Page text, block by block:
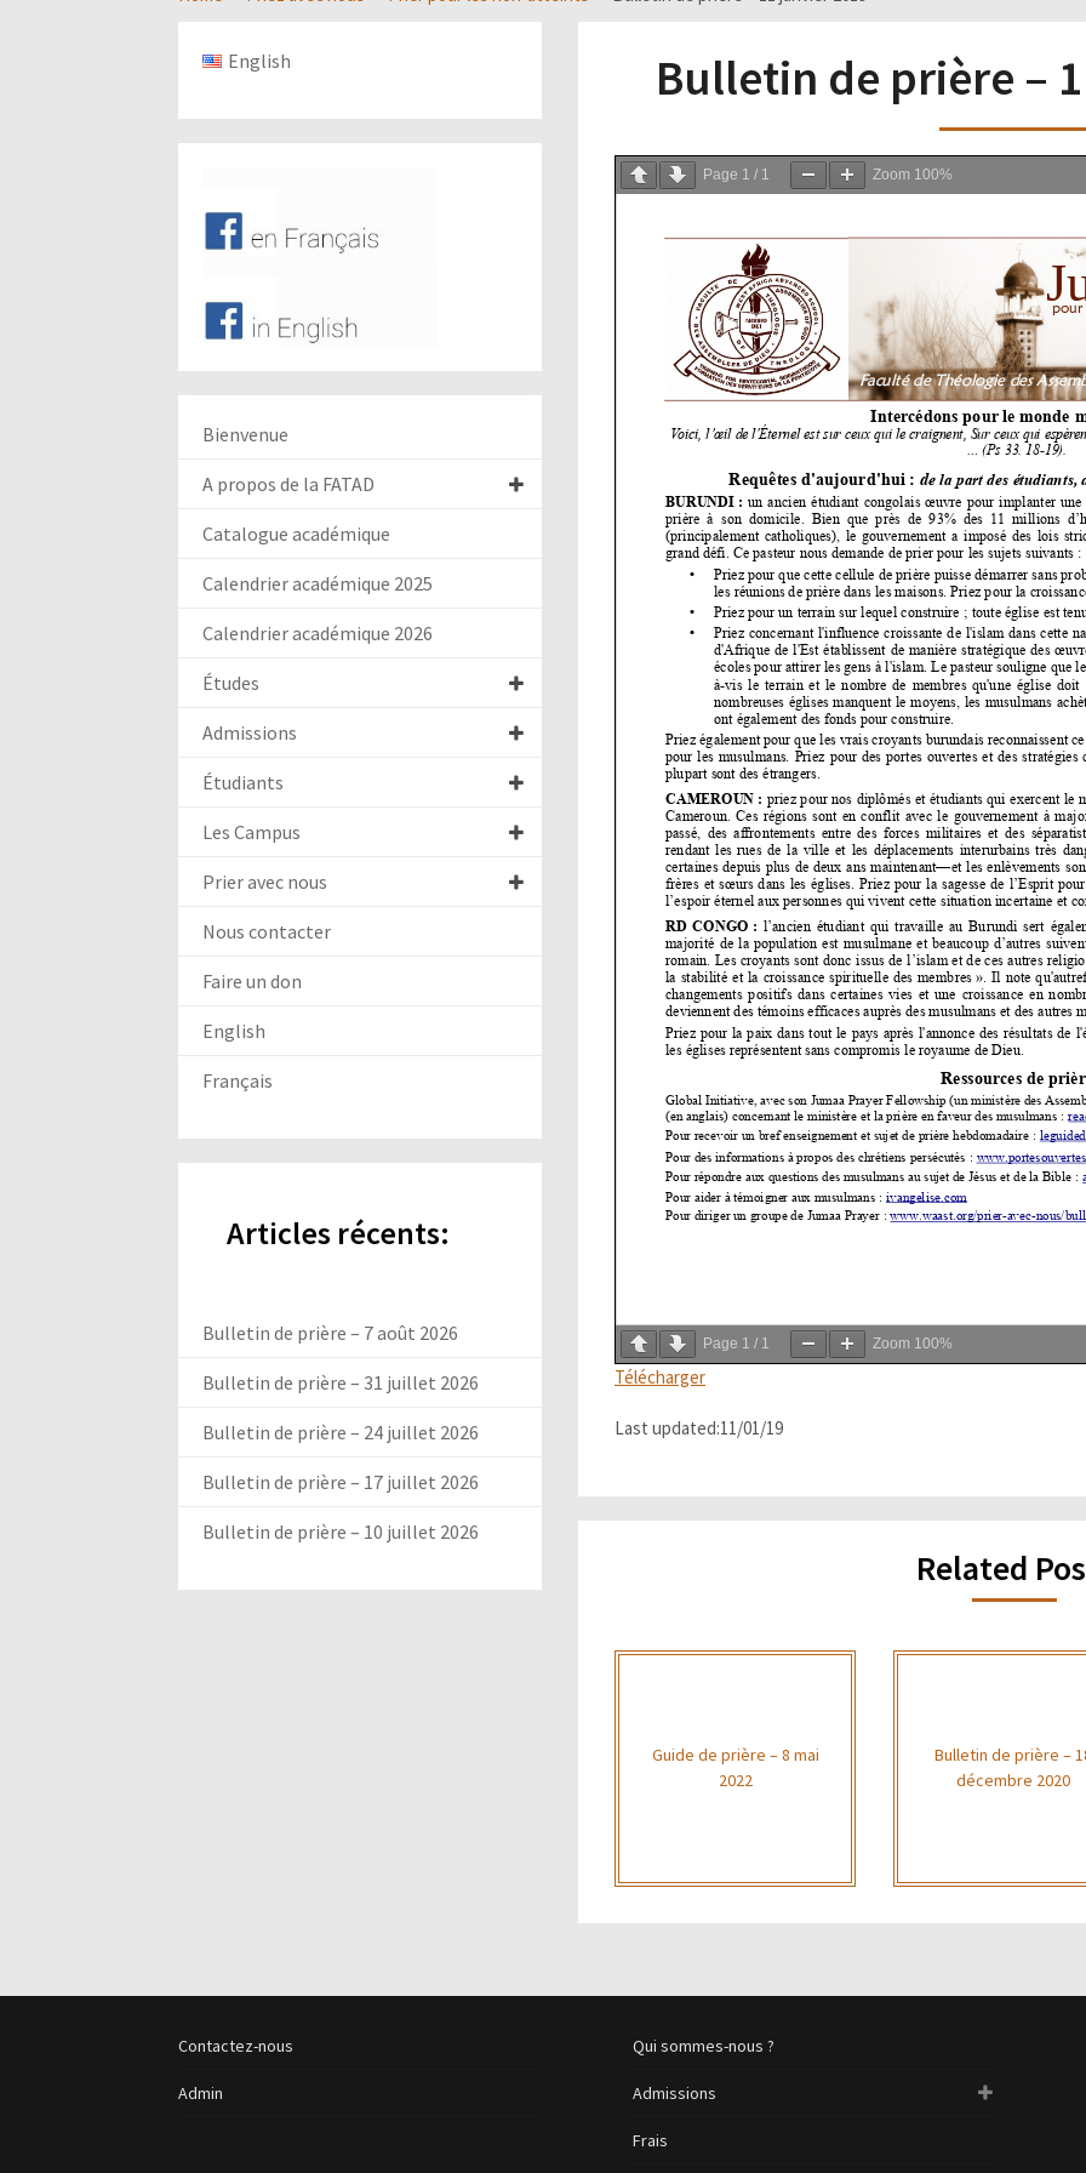
Bulletin de prière –
Page 1 / 1 Zoom 100%
Page 1 / 1 Zoom 100%
Télécharger
Last updated:11/01/19
Related
Guide de prière – 8 mai
2022
Bulletin de prière –
décembre 2020
English
Bienvenue
A propos de la FATAD
Catalogue académique
Calendrier académique 2025
Calendrier académique 2026
Études
Admissions
Étudiants
Les Campus
Prier avec nous
Nous contacter
Faire un don
English
Français
Articles récents:
Bulletin de prière – 7 août 2026
Bulletin de prière – 31 juillet 2026
Bulletin de prière – 24 juillet 2026
Bulletin de prière – 17 juillet 2026
Bulletin de prière – 10 juillet 2026
Contactez-nous
Admin
Qui sommes-nous ?
Admissions
Frais